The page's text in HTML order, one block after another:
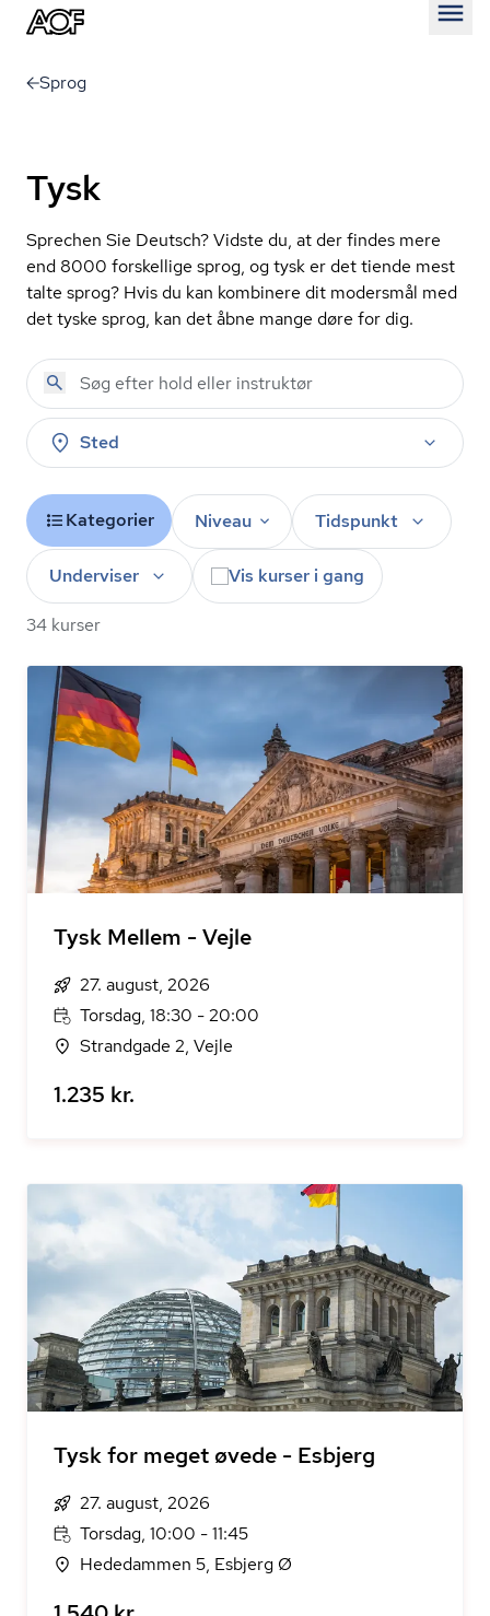
Sprog
Tysk
Sprechen Sie Deutsch? Vidste du, at der findes mere
end 8000 forskellige sprog, og tysk er det tiende mest
talte sprog? Hvis du kan kombinere dit modersmål med
det tyske sprog, kan det åbne mange døre for dig.
Sted
Kategorier Niveau Tidspunkt
Underviser Vis kurser i gang
34 kurser
Tysk Mellem - Vejle
27. august, 2026
Torsdag, 18:30 - 20:00
Strandgade 2, Vejle
1.235 kr.
Tysk for meget øvede - Esbjerg
27. august, 2026
Torsdag, 10:00 - 11:45
Hededammen 5, Esbjerg Ø